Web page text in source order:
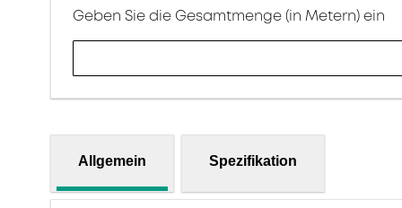
Geben Sie die Gesamtmenge (in Metern) ein
Allgemein Spezifikation